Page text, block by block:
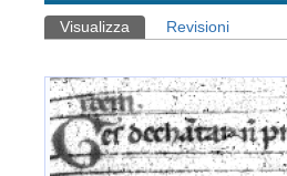
Schede primarie
Visualizza (scheda attiva)
Revisioni